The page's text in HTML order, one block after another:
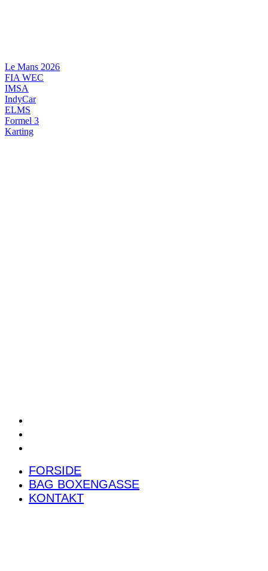
Le Mans 2026
FIA WEC
IMSA
IndyCar
ELMS
Formel 3
Karting
FORSIDE
BAG BOXENGASSE
KONTAKT